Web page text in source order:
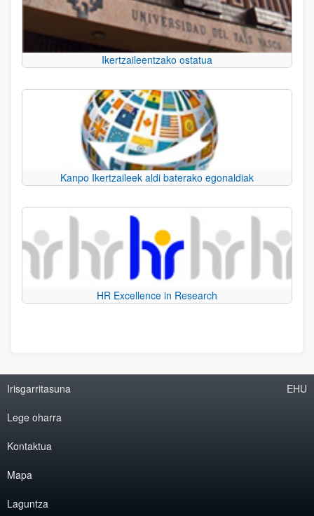
Ikertzaileentzako ostatua
Kanpo Ikertzaileek aldi baterako egonaldiak
HR Excellence in Research
Irisgarritasuna
Lege oharra
Kontaktua
Mapa
Laguntza
EHU